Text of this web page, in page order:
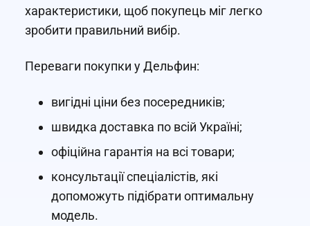
характеристики, щоб покупець міг легко
зробити правильний вибір.
Переваги покупки у Дельфин:
вигідні ціни без посередників;
швидка доставка по всій Україні;
офіційна гарантія на всі товари;
консультації спеціалістів, які
допоможуть підібрати оптимальну
модель.